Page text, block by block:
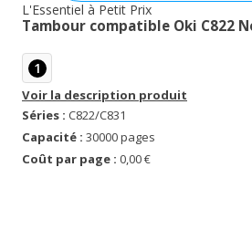
L'Essentiel à Petit Prix
Tambour compatible Oki C822
1
Voir la description produit
Séries : C822/C831
Capacité : 30000 pages
Coût par page : 0,00 €